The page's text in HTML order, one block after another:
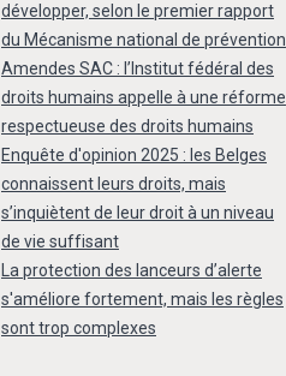
développer, selon le premier rapport
du Mécanisme national de prévention
Amendes SAC : l’Institut fédéral des
droits humains appelle à une réforme
respectueuse des droits humains
Enquête d'opinion 2025 : les Belges
connaissent leurs droits, mais
s’inquiètent de leur droit à un niveau
de vie suffisant
La protection des lanceurs d’alerte
s'améliore fortement, mais les règles
sont trop complexes